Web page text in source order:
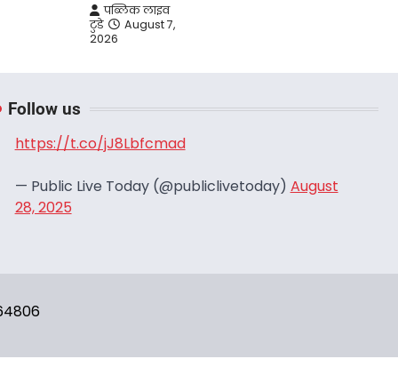
पब्लिक लाइव
टुडे
August 7,
2026
Follow us
https://t.co/jJ8Lbfcmad
— Public Live Today (@publiclivetoday) August
28, 2025